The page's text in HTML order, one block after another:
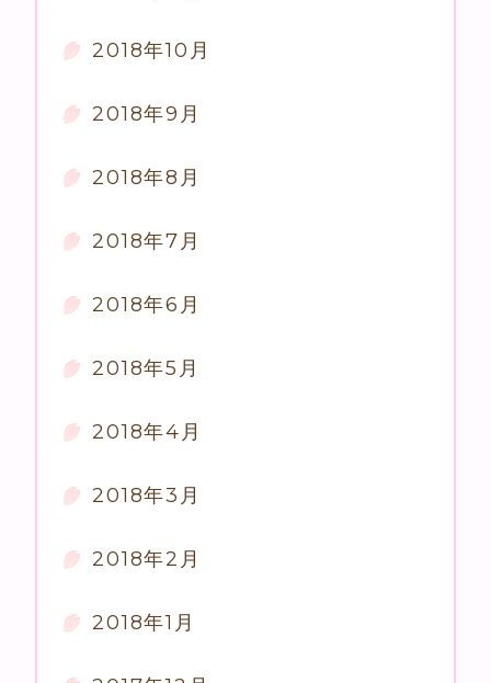
2018年10月
2018年9月
2018年8月
2018年7月
2018年6月
2018年5月
2018年4月
2018年3月
2018年2月
2018年1月